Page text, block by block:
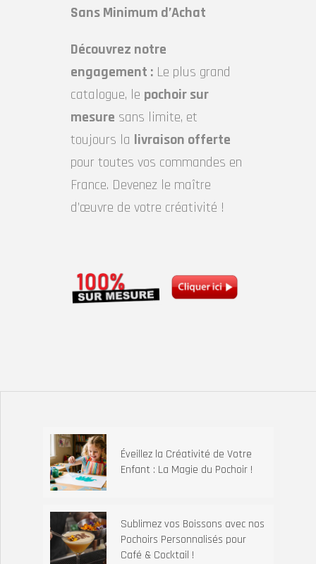
Sans Minimum d’Achat
Découvrez notre
engagement : Le plus grand
catalogue, le pochoir sur
mesure sans limite, et
toujours la livraison offerte
pour toutes vos commandes en
France. Devenez le maître
d’œuvre de votre créativité !
Éveillez la Créativité de Votre
Enfant : La Magie du Pochoir !
Sublimez vos Boissons avec nos
Pochoirs Personnalisés pour
Café & Cocktail !